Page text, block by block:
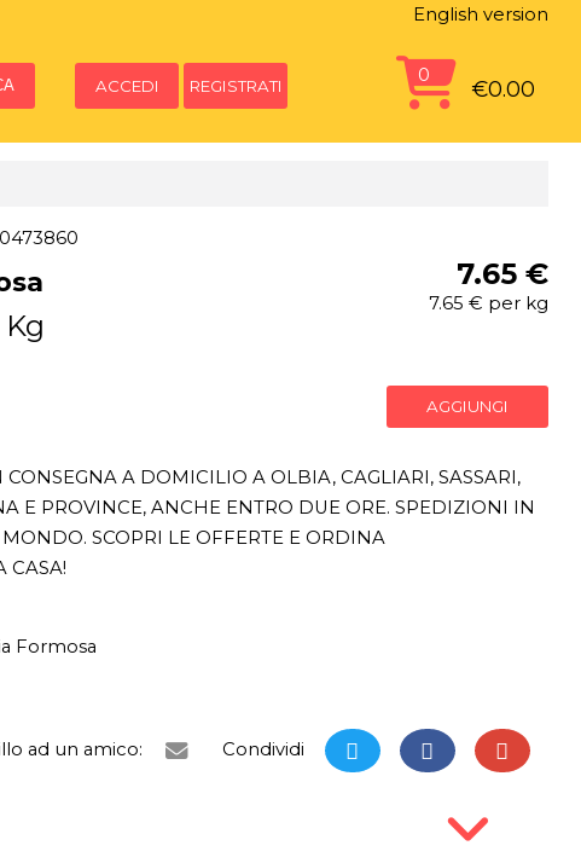
English version
ACCEDI REGISTRATI
0
€0.00
7.65 €
7.65 € per kg
AGGIUNGI
CONSEGNA A DOMICILIO A OLBIA, CAGLIARI, SASSARI,
E PROVINCE, ANCHE ENTRO DUE ORE. SPEDIZIONI IN
SCOPRI LE OFFERTE E ORDINA
CASA!
Formosa
ad un amico: Condividi